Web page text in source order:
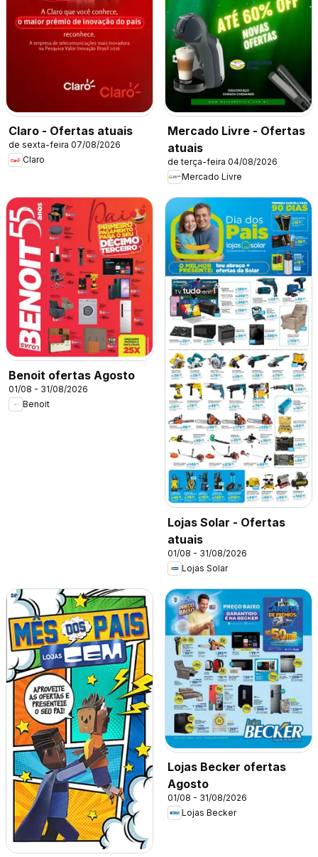
Claro - Ofertas atuais
de sexta-feira 07/08/2026
Claro
Mercado Livre - Ofertas
atuais
de terça-feira 04/08/2026
Mercado Livre
Benoit ofertas Agosto
01/08 - 31/08/2026
Benoit
Lojas Solar - Ofertas
atuais
01/08 - 31/08/2026
Lojas Solar
Lojas Becker ofertas
Agosto
01/08 - 31/08/2026
Lojas Becker